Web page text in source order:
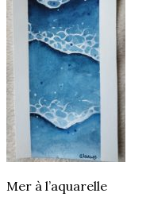
Mer à l’aquarelle